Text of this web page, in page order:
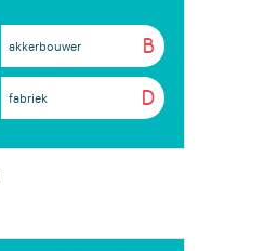
B
akkerbouwer
D
fabriek